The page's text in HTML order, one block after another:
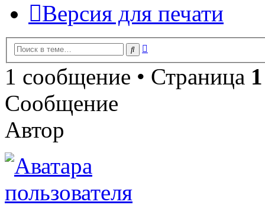
Версия для печати
Поиск
1 сообщение • Страница 1
Сообщение
Автор